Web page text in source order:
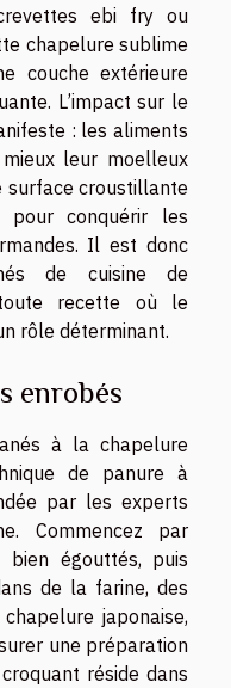
ebi fry ou
chapelure sublime
couche extérieure
L’impact sur le
: les aliments
leur moelleux
surface croustillante
pour conquérir les
Il est donc
de cuisine de
recette où le
rôle déterminant.
enrobés
à la chapelure
de panure à
par les experts
Commencez par
égouttés, puis
de la farine, des
japonaise,
une préparation
réside dans